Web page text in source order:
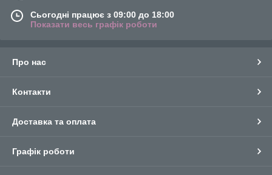
Сьогодні працює з 09:00 до 18:00
Показати весь графік роботи
Про нас
Контакти
Доставка та оплата
Графік роботи